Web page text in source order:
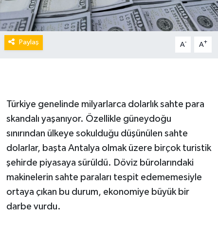
Paylaş A- A+
Türkiye genelinde milyarlarca dolarlık sahte para
skandalı yaşanıyor. Özellikle güneydoğu
sınırından ülkeye sokulduğu düşünülen sahte
dolarlar, başta Antalya olmak üzere birçok turistik
şehirde piyasaya sürüldü. Döviz bürolarındaki
makinelerin sahte paraları tespit edememesiyle
ortaya çıkan bu durum, ekonomiye büyük bir
darbe vurdu.